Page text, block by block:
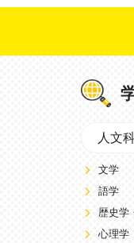
人文
文学
語学
歴史学
心理学